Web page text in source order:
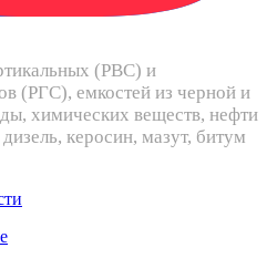
(РВС) и
(РГС), емкостей из черной и
химических веществ, нефти
керосин, мазут, битум